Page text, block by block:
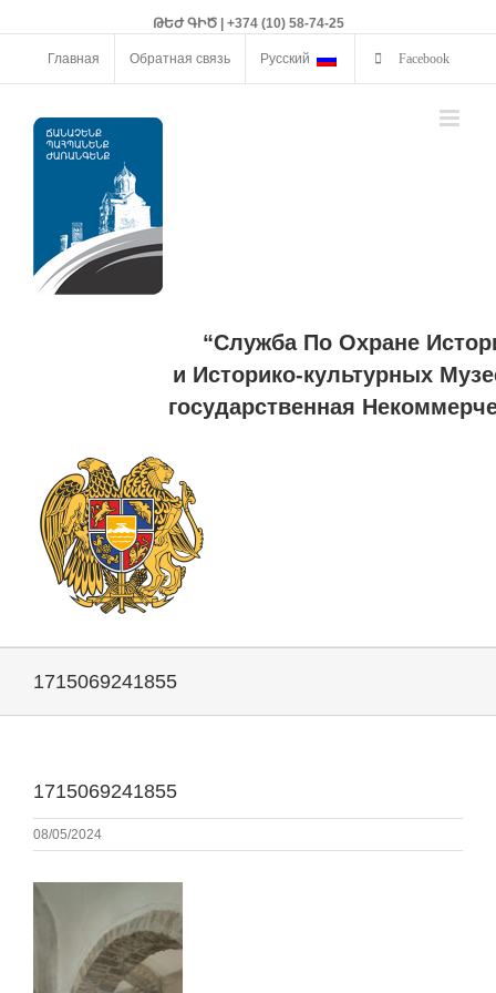
ԹԵԺ ԳԻԾ | +374 (10) 58-74-25
Главная Обратная связь Русский Facebook
“Служба По Охране
и Историко-культурных
государственная
1715069241855
1715069241855
08/05/2024